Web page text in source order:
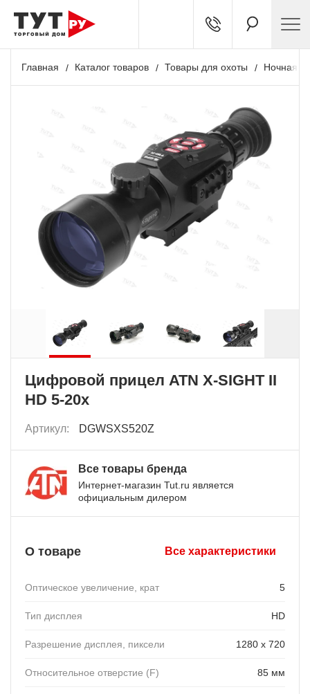
Главная Каталог товаров Товары для охоты Ночная
Цифровой прицел ATN X-SIGHT II
HD 5-20x
Артикул: DGWSXS520Z
Все товары бренда
Интернет-магазин Tut.ru является
официальным дилером
О товаре Все характеристики
Оптическое увеличение, крат 5
Тип дисплея HD
Разрешение дисплея, пиксели 1280 х 720
Относительное отверстие (F) 85 мм